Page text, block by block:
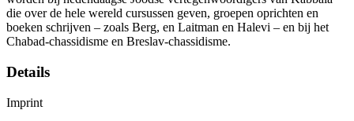
die over de hele wereld cursussen geven, groepen oprichten en
boeken schrijven – zoals Berg, en Laitman en Halevi – en bij het
Chabad-chassidisme en Breslav-chassidisme.
Details
Imprint